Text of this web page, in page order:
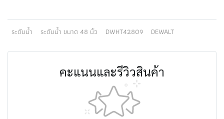
ระดับน้ำ ระดับน้ำ ขนาด 48 นิ้ว DWHT42809 DEWALT
คะแนนและรีวิวสินค้า